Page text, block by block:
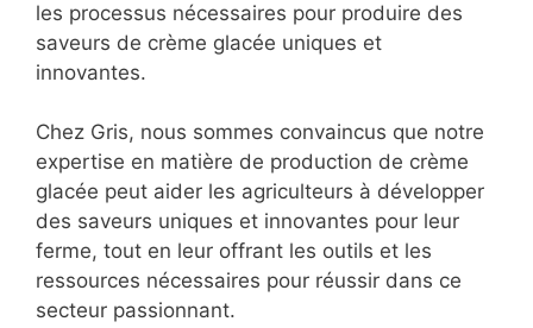
les processus nécessaires pour produire des
saveurs de crème glacée uniques et
innovantes.
Chez Gris, nous sommes convaincus que notre
expertise en matière de production de crème
glacée peut aider les agriculteurs à développer
des saveurs uniques et innovantes pour leur
ferme, tout en leur offrant les outils et les
ressources nécessaires pour réussir dans ce
secteur passionnant.